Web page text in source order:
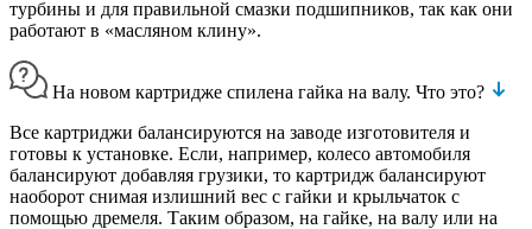
турбины и для правильной смазки подшипников, так как они
работают в «масляном клину».
На новом картридже спилена гайка на валу. Что это?
Все картриджи балансируются на заводе изготовителя и
готовы к установке. Если, например, колесо автомобиля
балансируют добавляя грузики, то картридж балансируют
наоборот снимая излишний вес с гайки и крыльчаток с
помощью дремеля. Таким образом, на гайке, на валу или на